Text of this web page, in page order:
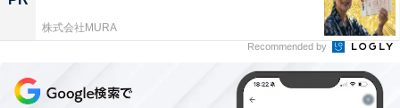
・プレーン、柚子のスコーン
（豆乳ホイップ、ビーツとオレンジ餡、麹蜜、苺ジャ
株式会社MURA
Recommended by